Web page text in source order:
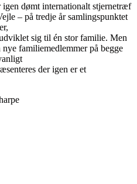
dømt internationalt stjernetræf
– på tredje år samlingspunktet
sig til én stor familie. Men
familiemedlemmer på begge
der igen er et